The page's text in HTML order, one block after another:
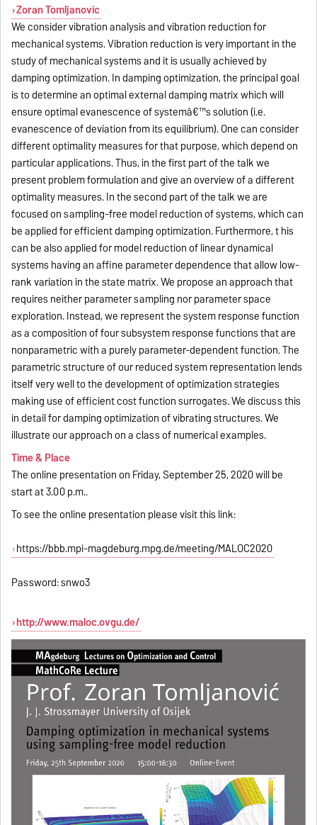
Zoran Tomljanovic
We consider vibration analysis and vibration reduction for
mechanical systems. Vibration reduction is very important in the
study of mechanical systems and it is usually achieved by
damping optimization. In damping optimization, the principal goal
is to determine an optimal external damping matrix which will
ensure optimal evanescence of systemâ€™s solution (i.e.
evanescence of deviation from its equilibrium). One can consider
different optimality measures for that purpose, which depend on
particular applications. Thus, in the first part of the talk we
present problem formulation and give an overview of a different
optimality measures. In the second part of the talk we are
focused on sampling-free model reduction of systems, which can
be applied for efficient damping optimization. Furthermore, t his
can be also applied for model reduction of linear dynamical
systems having an affine parameter dependence that allow low-
rank variation in the state matrix. We propose an approach that
requires neither parameter sampling nor parameter space
exploration. Instead, we represent the system response function
as a composition of four subsystem response functions that are
nonparametric with a purely parameter-dependent function. The
parametric structure of our reduced system representation lends
itself very well to the development of optimization strategies
making use of efficient cost function surrogates. We discuss this
in detail for damping optimization of vibrating structures. We
illustrate our approach on a class of numerical examples.
Time & Place
The online presentation on Friday, September 25, 2020will be
start at 3.00 p.m..
To see the online presentation please visit this link:
https://bbb.mpi-magdeburg.mpg.de/meeting/MALOC2020
Password: snwo3
http://www.maloc.ovgu.de/